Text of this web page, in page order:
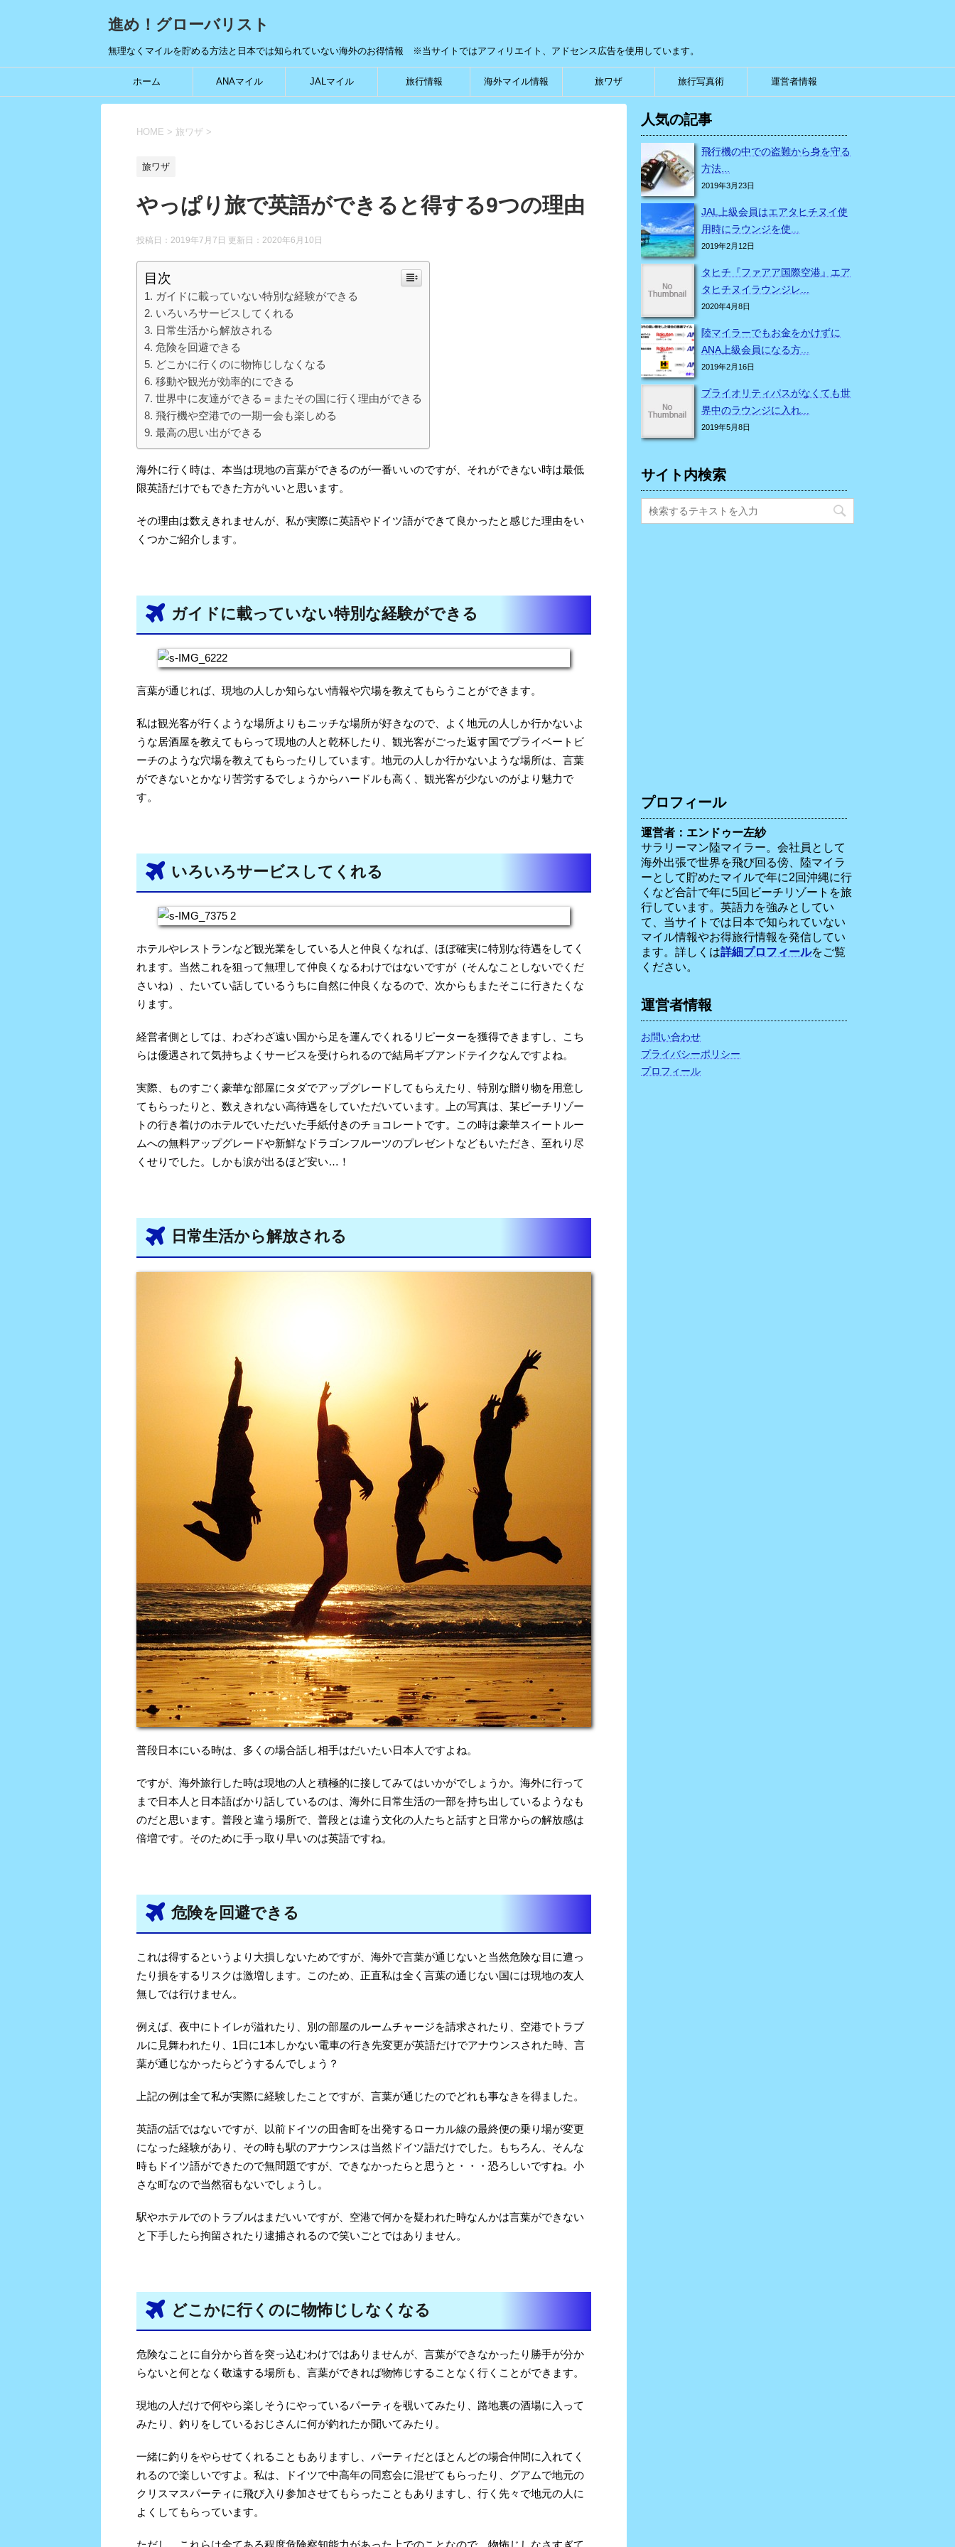
進め！グローバリスト
無理なくマイルを貯める方法と日本では知られていない海外のお得情報 ※当サイトではアフィリエイト、アドセンス広告を使用しています。
ホーム ANAマイル JALマイル 旅行情報 海外マイル情報 旅ワザ 旅行写真術 運営者情報
HOME > 旅ワザ >
旅ワザ
やっぱり旅で英語ができると得する9つの理由
投稿日：2019年7月7日 更新日： 2020年6月10日
目次
ガイドに載っていない特別な経験ができる
いろいろサービスしてくれる
日常生活から解放される
危険を回避できる
どこかに行くのに物怖じしなくなる
移動や観光が効率的にできる
世界中に友達ができる＝またその国に行く理由ができる
飛行機や空港での一期一会も楽しめる
最高の思い出ができる
海外に行く時は、本当は現地の言葉ができるのが一番いいのですが、それができない時は最低
限英語だけでもできた方がいいと思います。
その理由は数えきれませんが、私が実際に英語やドイツ語ができて良かったと感じた理由をい
くつかご紹介します。
ガイドに載っていない特別な経験ができる
言葉が通じれば、現地の人しか知らない情報や穴場を教えてもらうことができます。
私は観光客が行くような場所よりもニッチな場所が好きなので、よく地元の人しか行かないよ
うな居酒屋を教えてもらって現地の人と乾杯したり、観光客がごった返す国でプライベートビ
ーチのような穴場を教えてもらったりしています。地元の人しか行かないような場所は、言葉
ができないとかなり苦労するでしょうからハードルも高く、観光客が少ないのがより魅力で
す。
いろいろサービスしてくれる
ホテルやレストランなど観光業をしている人と仲良くなれば、ほぼ確実に特別な待遇をしてく
れます。当然これを狙って無理して仲良くなるわけではないですが（そんなことしないでくだ
さいね）、たいてい話しているうちに自然に仲良くなるので、次からもまたそこに行きたくな
ります。
経営者側としては、わざわざ遠い国から足を運んでくれるリピーターを獲得できますし、こち
らは優遇されて気持ちよくサービスを受けられるので結局ギブアンドテイクなんですよね。
実際、ものすごく豪華な部屋にタダでアップグレードしてもらえたり、特別な贈り物を用意し
てもらったりと、数えきれない高待遇をしていただいています。上の写真は、某ビーチリゾー
トの行き着けのホテルでいただいた手紙付きのチョコレートです。この時は豪華スイートルー
ムへの無料アップグレードや新鮮なドラゴンフルーツのプレゼントなどもいただき、至れり尽
くせりでした。しかも涙が出るほど安い…！
日常生活から解放される
普段日本にいる時は、多くの場合話し相手はだいたい日本人ですよね。
ですが、海外旅行した時は現地の人と積極的に接してみてはいかがでしょうか。海外に行って
まで日本人と日本語ばかり話しているのは、海外に日常生活の一部を持ち出しているようなも
のだと思います。普段と違う場所で、普段とは違う文化の人たちと話すと日常からの解放感は
倍増です。そのために手っ取り早いのは英語ですね。
危険を回避できる
これは得するというより大損しないためですが、海外で言葉が通じないと当然危険な目に遭っ
たり損をするリスクは激増します。このため、正直私は全く言葉の通じない国には現地の友人
無しでは行けません。
例えば、夜中にトイレが溢れたり、別の部屋のルームチャージを請求されたり、空港でトラブ
ルに見舞われたり、1日に1本しかない電車の行き先変更が英語だけでアナウンスされた時、言
葉が通じなかったらどうするんでしょう？
上記の例は全て私が実際に経験したことですが、言葉が通じたのでどれも事なきを得ました。
英語の話ではないですが、以前ドイツの田舎町を出発するローカル線の最終便の乗り場が変更
になった経験があり、その時も駅のアナウンスは当然ドイツ語だけでした。もちろん、そんな
時もドイツ語ができたので無問題ですが、できなかったらと思うと・・・恐ろしいですね。小
さな町なので当然宿もないでしょうし。
駅やホテルでのトラブルはまだいいですが、空港で何かを疑われた時なんかは言葉ができない
と下手したら拘留されたり逮捕されるので笑いごとではありません。
どこかに行くのに物怖じしなくなる
危険なことに自分から首を突っ込むわけではありませんが、言葉ができなかったり勝手が分か
らないと何となく敬遠する場所も、言葉ができれば物怖じすることなく行くことができます。
現地の人だけで何やら楽しそうにやっているパーティを覗いてみたり、路地裏の酒場に入って
みたり、釣りをしているおじさんに何が釣れたか聞いてみたり。
一緒に釣りをやらせてくれることもありますし、パーティだとほとんどの場合仲間に入れてく
れるので楽しいですよ。私は、ドイツで中高年の同窓会に混ぜてもらったり、グアムで地元の
クリスマスパーティに飛び入り参加させてもらったこともありますし、行く先々で地元の人に
よくしてもらっています。
ただし、これらは全てある程度危険察知能力があった上でのことなので、物怖じしなさすぎて
人気の記事
飛行機の中での盗難から身を守る
方法...
2019年3月23日
JAL上級会員はエアタヒチヌイ使
用時にラウンジを使...
2019年2月12日
タヒチ『ファアア国際空港』エア
タヒチヌイラウンジレ...
2020年4月8日
陸マイラーでもお金をかけずに
ANA上級会員になる方...
2019年2月16日
プライオリティパスがなくても世
界中のラウンジに入れ...
2019年5月8日
サイト内検索
プロフィール
運営者：エンドゥー左紗
サラリーマン陸マイラー。会社員として
海外出張で世界を飛び回る傍、陸マイラ
ーとして貯めたマイルで年に2回沖縄に行
くなど合計で年に5回ビーチリゾートを旅
行しています。英語力を強みとしてい
て、当サイトでは日本で知られていない
マイル情報やお得旅行情報を発信してい
ます。詳しくは詳細プロフィールをご覧
ください。
運営者情報
お問い合わせ
プライバシーポリシー
プロフィール